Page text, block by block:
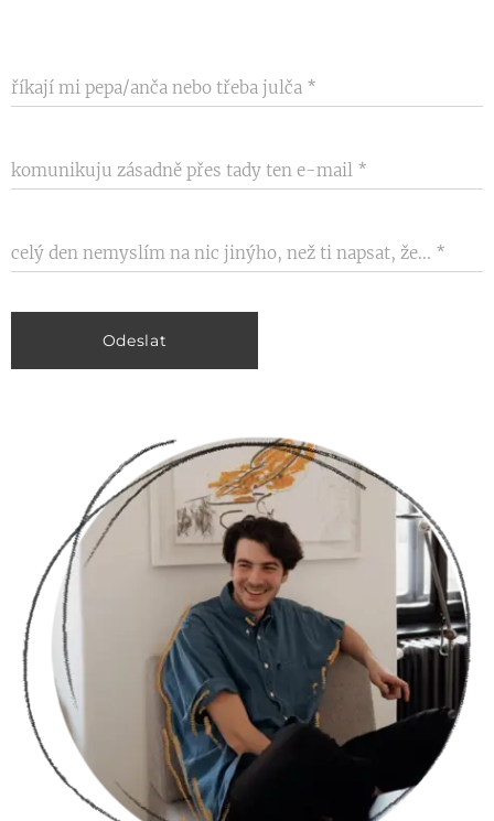
říkají mi pepa/anča nebo třeba julča
komunikuju zásadně přes tady ten e-mail
celý den nemyslím na nic jinýho, než ti napsat, že...
Odeslat